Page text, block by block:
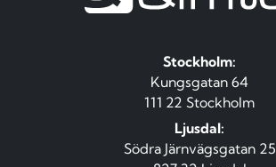
Stockholm:
Kungsgatan 64
111 22 Stockholm
Ljusdal:
Södra Järnvägsgatan 25